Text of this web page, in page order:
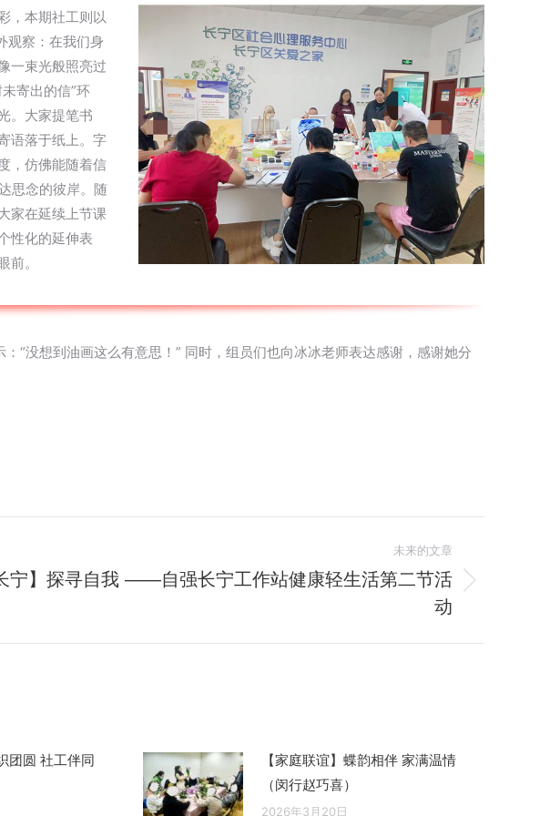
，本期社工则以
观察：在我们身
一束光般照亮过
寄出的信”环
。大家提笔书
语落于纸上。字
，仿佛能随着信
思念的彼岸。随
家在延续上节课
性化的延伸表
。
“没想到油画这么有意思！” 同时，组员们也向冰冰老师表达感谢，感谢她分
未来的文章
宁】探寻自我 ——自强长宁工作站健康轻生活第二节活
动
团圆 社工伴同
【家庭联谊】蝶韵相伴 家满温情
（闵行赵巧喜）
2026年3月20日